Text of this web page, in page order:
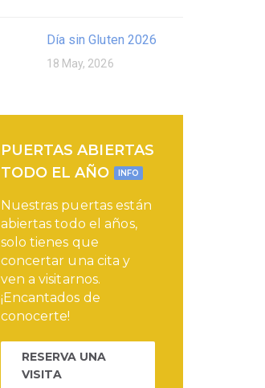
Día sin Gluten 2026
18 May, 2026
PUERTAS ABIERTAS
TODO EL AÑO
INFO
Nuestras puertas están
abiertas todo el años,
solo tienes que
concertar una cita y
ven a visitarnos.
¡Encantados de
conocerte!
RESERVA UNA
VISITA